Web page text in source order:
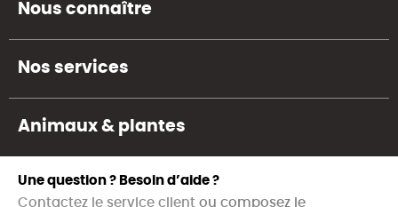
Nous connaître
Nos services
Animaux & plantes
Une question ? Besoin d’aide ?
Contactez le service client ou composez le